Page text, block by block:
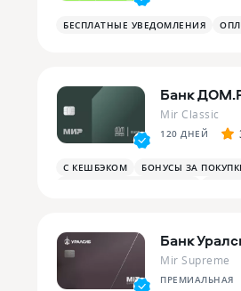
БЕСПЛАТНЫЕ УВЕДОМЛЕНИЯ
Банк
Mir Classic
120 ДНЕЙ
С КЕШБЭКОМ БОНУСЫ ЗА
Банк
Mir Supreme
ПРЕМИАЛЬНАЯ